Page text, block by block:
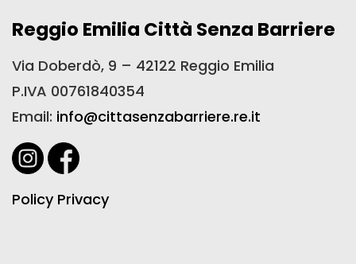
Reggio Emilia Città Senza Barriere
Via Doberdò, 9 – 42122 Reggio Emilia
P.IVA 00761840354
Email: info@cittasenzabarriere.re.it
Policy Privacy